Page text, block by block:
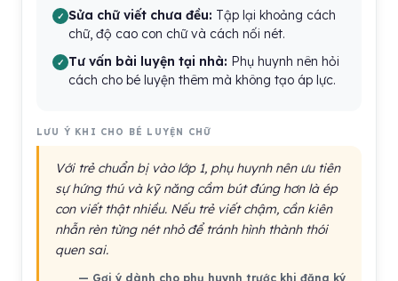
Sửa chữ viết chưa đều: Tập lại khoảng cách
chữ, độ cao con chữ và cách nối nét.
Tư vấn bài luyện tại nhà: Phụ huynh nên hỏi
cách cho bé luyện thêm mà không tạo áp lực.
LƯU Ý KHI CHO BÉ LUYỆN CHỮ
Với trẻ chuẩn bị vào lớp 1, phụ huynh nên ưu tiên
sự hứng thú và kỹ năng cầm bút đúng hơn là ép
con viết thật nhiều. Nếu trẻ viết chậm, cần kiên
nhẫn rèn từng nét nhỏ để tránh hình thành thói
quen sai.
— Gợi ý dành cho phụ huynh trước khi đăng ký